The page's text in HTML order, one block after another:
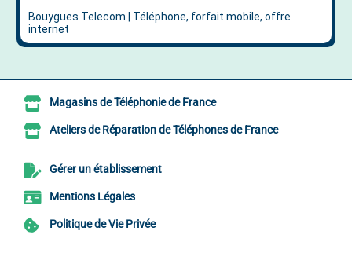
Magasins de Téléphonie de France
Ateliers de Réparation de Téléphones de France
Gérer un établissement
Mentions Légales
Politique de Vie Privée